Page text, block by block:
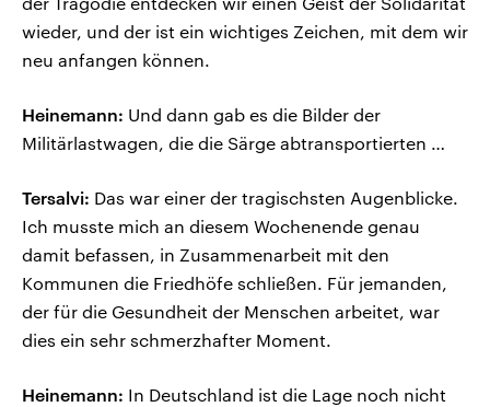
wieder, und der ist ein wichtiges Zeichen, mit dem wir
neu anfangen können.
Heinemann: Und dann gab es die Bilder der
Militärlastwagen, die die Särge abtransportierten …
Tersalvi: Das war einer der tragischsten Augenblicke.
Ich musste mich an diesem Wochenende genau
damit befassen, in Zusammenarbeit mit den
Kommunen die Friedhöfe schließen. Für jemanden,
der für die Gesundheit der Menschen arbeitet, war
dies ein sehr schmerzhafter Moment.
Heinemann: In Deutschland ist die Lage noch nicht